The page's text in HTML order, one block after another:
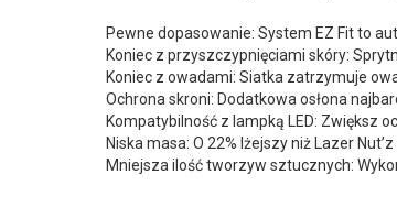
Pewne dopasowanie: System EZ Fit to
Koniec z przyszczypnięciami skóry:
Koniec z owadami: Siatka zatrzymuje
Ochrona skroni: Dodatkowa osłona
Kompatybilność z lampką LED: Zwiększ
Niska masa: O 22% lżejszy niż Lazer Nut’z
Mniejsza ilość tworzyw sztucznych: